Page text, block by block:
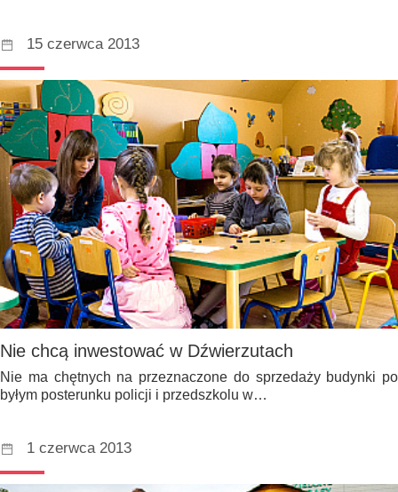
15 czerwca 2013
Nie chcą inwestować w Dźwierzutach
Nie ma chętnych na przeznaczone do sprzedaży budynki po
byłym posterunku policji i przedszkolu w…
1 czerwca 2013